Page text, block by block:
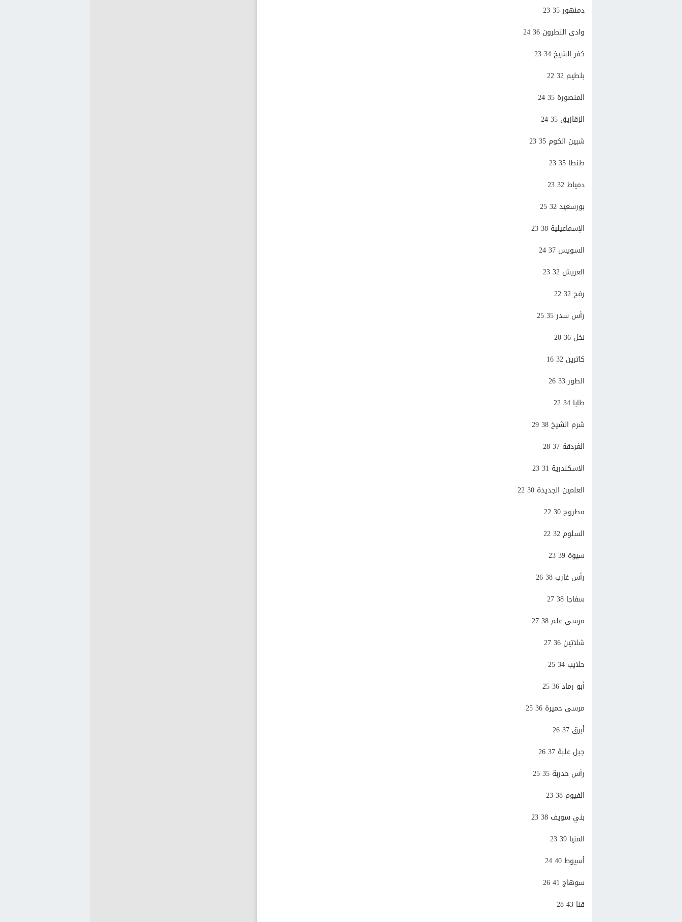
دمنهور 35 23
وادى النطرون 36 24
كفر الشيخ 34 23
بلطيم 32 22
المنصورة 35 24
الزقازيق 35 24
شبين الكوم 35 23
طنطا 35 23
دمياط 32 23
بورسعيد 32 25
الإسماعيلية 38 23
السويس 37 24
العريش 32 23
رفح 32 22
رأس سدر 35 25
نخل 36 20
كاترين 32 16
الطور 33 26
طابا 34 22
شرم الشيخ 38 29
الغردقة 37 28
الاسكندرية 31 23
العلمين الجديدة 30 22
مطروح 30 22
السلوم 32 22
سيوة 39 23
رأس غارب 38 26
سفاجا 38 27
مرسى علم 38 27
شلاتين 36 27
حلايب 34 25
أبو رماد 36 25
مرسى حميرة 36 25
أبرق 37 26
جبل علبة 37 26
رأس حدربة 35 25
الفيوم 38 23
بني سويف 38 23
المنيا 39 23
أسيوط 40 24
سوهاج 41 26
قنا 43 28